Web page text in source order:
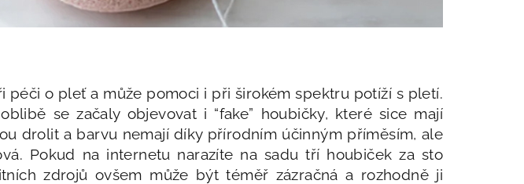
o pleť a může pomoci i při širokém spektru potíží s pletí.
se začaly objevovat i “fake” houbičky, které sice mají
drolit a barvu nemají díky přírodním účinným příměsím, ale
Pokud na internetu narazíte na sadu tří houbiček za sto
zdrojů ovšem může být téměř zázračná a rozhodně ji